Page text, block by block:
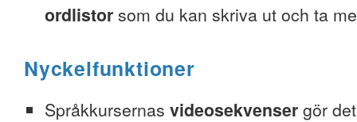
ordlistor som du kan skriva ut och ta
Nyckelfunktioner
Språkkursernas videosekvenser gör